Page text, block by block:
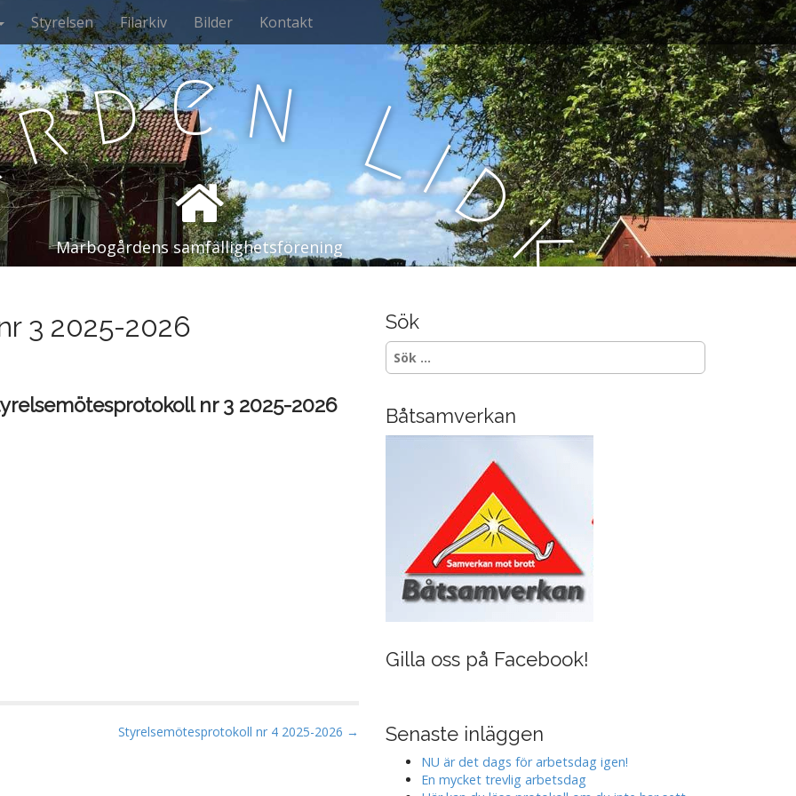
Styrelsen Filarkiv Bilder Kontakt
rd e n Li
dk
p
Marbogårdens samfällighetsförening
3 2025-2026
nr 3 2025-2026
Styrelsemötesprotokoll nr 4 2025-2026 →
Sök
Sök
efter:
Båtsamverkan
Gilla oss på Facebook!
Senaste inläggen
NU är det dags för arbetsdag igen!
En mycket trevlig arbetsdag